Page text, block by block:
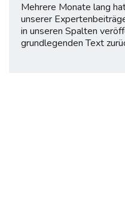
Mehrere Monate lang
unserer
in unseren Spalten
grundlegenden Text